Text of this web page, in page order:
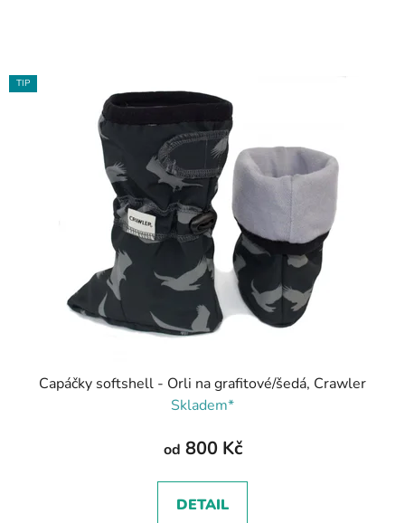
TIP
Capáčky softshell - Orli na grafitové/šedá, Crawler
Skladem*
od 800 Kč
DETAIL